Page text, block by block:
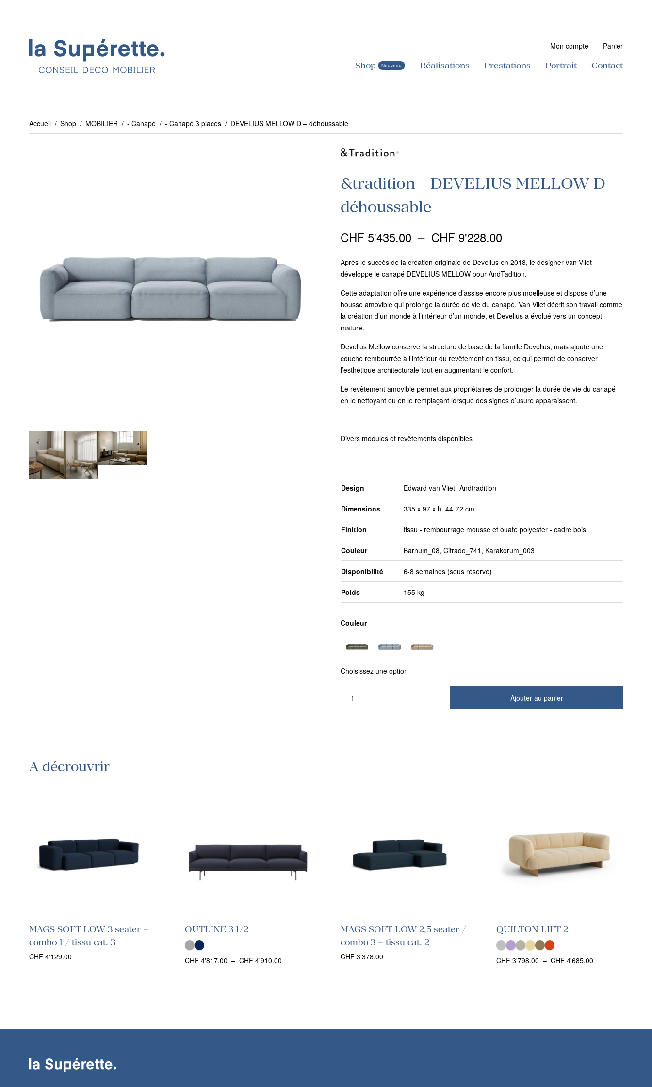
Mon compte Panier
Shop Réalisations Prestations Portrait Contact
Accueil / Shop / MOBILIER / - Canapé / - Canapé 3 places / DEVELIUS MELLOW D – déhoussable
&tradition - DEVELIUS MELLOW D –
déhoussable
CHF 5'435.00 – CHF 9'228.00Plage
de
prix :
CHF 5'435.00
à
Après le succès de la création originale de Develius en 2018, le designer van Vliet
développe le canapé DEVELIUS MELLOW pour AndTadition.
Cette adaptation offre une expérience d’assise encore plus moelleuse et dispose d’une
housse amovible qui prolonge la durée de vie du canapé. Van Vliet décrit son travail comme
la création d’un monde à l’intérieur d’un monde, et Develius a évolué vers un concept
mature.
Develius Mellow conserve la structure de base de la famille Develius, mais ajoute une
couche rembourrée à l’intérieur du revêtement en tissu, ce qui permet de conserver
l’esthétique architecturale tout en augmentant le confort.
Le revêtement amovible permet aux propriétaires de prolonger la durée de vie du canapé
en le nettoyant ou en le remplaçant lorsque des signes d’usure apparaissent.
Divers modules et revêtements disponibles
Design Edward van Vliet- Andtradition
Dimensions 335 x 97 x h. 44-72 cm
Finition tissu - rembourrage mousse et ouate polyester - cadre bois
Couleur Barnum_08, Cifrado_741, Karakorum_003
Disponibilité 6-8 semaines (sous réserve)
Poids 155 kg
Couleur
Choisissez une option
Ajouter au panier
A décrouvrir
MAGS SOFT LOW 3 seater –
combo 1 / tissu cat. 3
CHF 4'129.00
OUTLINE 3 1/2
CHF 4'817.00 – CHF 4'910.00
MAGS SOFT LOW 2,5 seater /
combo 3 – tissu cat. 2
CHF 3'378.00
QUILTON LIFT 2
CHF 3'798.00 – CHF 4'685.00